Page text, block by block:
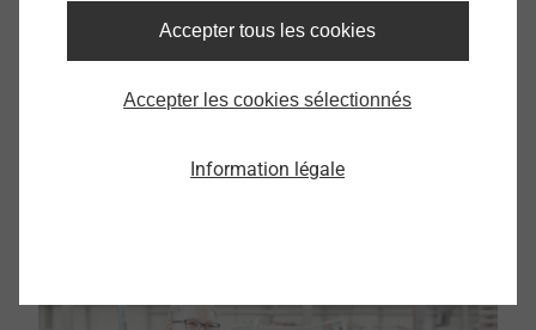
Notre grande famille Ejot inspire confiance et
sécurité. Notre entreprise se veut respectueuse de
la société, des personnes et de leur projet de vie.
Accepter tous les cookies
Accepter les cookies sélectionnés
Information légale